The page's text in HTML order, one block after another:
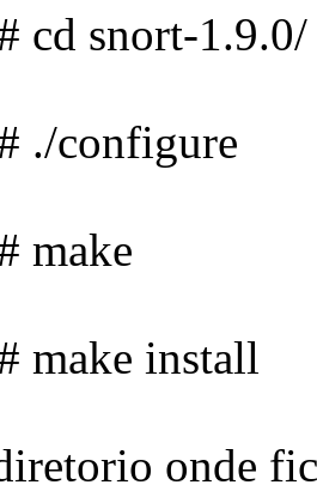
cd snort-1.9.0/
./configure
make
make install
onde